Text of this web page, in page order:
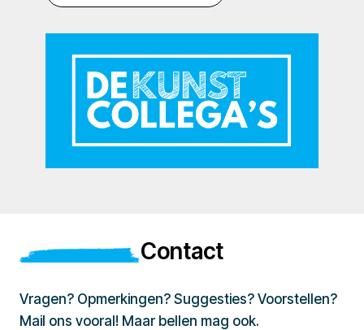
Contact
Vragen? Opmerkingen? Suggesties? Voorstellen?
Mail ons vooral! Maar bellen mag ook.